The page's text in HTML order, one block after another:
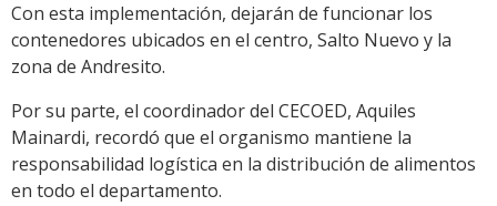
Con esta implementación, dejarán de funcionar los
contenedores ubicados en el centro, Salto Nuevo y la
zona de Andresito.
Por su parte, el coordinador del CECOED, Aquiles
Mainardi, recordó que el organismo mantiene la
responsabilidad logística en la distribución de alimentos
en todo el departamento.